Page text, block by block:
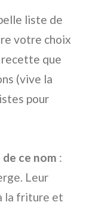
liste de
votre choix
recette que
(vive la
pour
ce nom :
Leur
la friture et